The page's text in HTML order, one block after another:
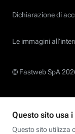
Dichiarazione di
Le immagini
© Fastweb SpA